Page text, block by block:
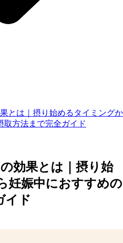
とは｜摂り始めるタイミングか
取方法まで完全ガイド
効果とは｜摂り始
妊娠中におすすめの
イド